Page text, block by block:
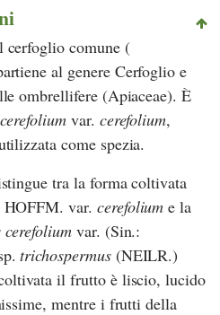
comune (
al genere Cerfoglio e
ombrellifere (Apiaceae). È
var. cerefolium,
come spezia.
tra la forma coltivata
var. cerefolium e la
var. (Sin.:
trichospermus(NEILR.)
il frutto è liscio, lucido
mentre i frutti della